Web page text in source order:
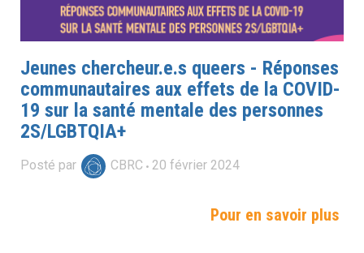
Jeunes chercheur.e.s queers - Réponses
communautaires aux effets de la COVID-
19 sur la santé mentale des personnes
2S/LGBTQIA+
Posté par CBRC 20 février 2024
Pour en savoir plus